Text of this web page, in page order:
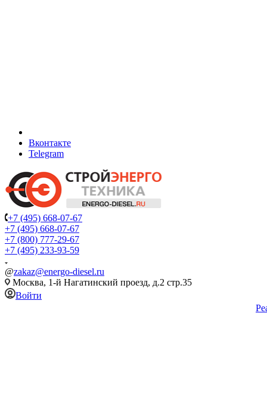
Вконтакте
Telegram
+7 (495) 668-07-67
+7 (495) 668-07-67
+7 (800) 777-29-67
+7 (495) 233-93-59
@zakaz@energo-diesel.ru
Москва, 1-й Нагатинский проезд, д.2 стр.35
Войти